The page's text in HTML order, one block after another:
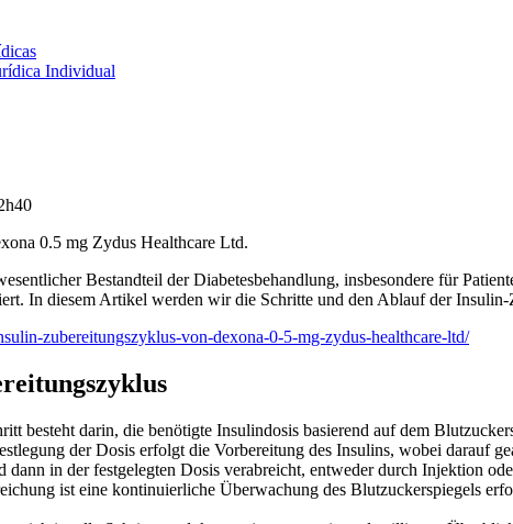
Individual
0.5 mg Zydus Healthcare Ltd.
Bestandteil der Diabetesbehandlung, insbesondere für
In diesem Artikel werden wir die Schritte und den Ablauf der Insulin-
zubereitungszyklus-von-dexona-0-5-mg-zydus-healthcare-ltd/
besteht darin, die benötigte Insulindosis basierend auf dem
der Dosis erfolgt die Vorbereitung des Insulins, wobei darauf
dann in der festgelegten Dosis verabreicht, entweder durch Injektion
ist eine kontinuierliche Überwachung des Blutzuckerspiegels